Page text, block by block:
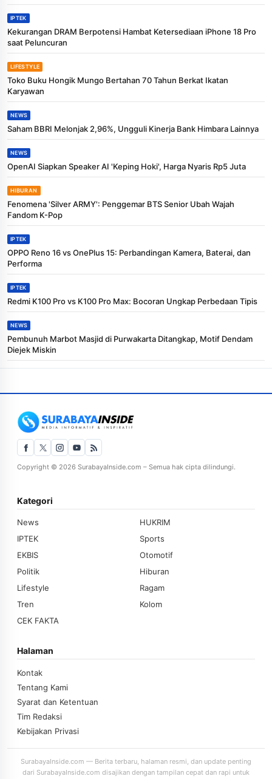
IPTEK
Kekurangan DRAM Berpotensi Hambat Ketersediaan iPhone 18 Pro
saat Peluncuran
LIFESTYLE
Toko Buku Hongik Mungo Bertahan 70 Tahun Berkat Ikatan
Karyawan
NEWS
Saham BBRI Melonjak 2,96%, Ungguli Kinerja Bank Himbara Lainnya
NEWS
OpenAI Siapkan Speaker AI 'Keping Hoki', Harga Nyaris Rp5 Juta
HIBURAN
Fenomena 'Silver ARMY': Penggemar BTS Senior Ubah Wajah
Fandom K-Pop
IPTEK
OPPO Reno 16 vs OnePlus 15: Perbandingan Kamera, Baterai, dan
Performa
IPTEK
Redmi K100 Pro vs K100 Pro Max: Bocoran Ungkap Perbedaan Tipis
NEWS
Pembunuh Marbot Masjid di Purwakarta Ditangkap, Motif Dendam
Diejek Miskin
Copyright © 2026 SurabayaInside.com – Semua hak cipta dilindungi.
Kategori
News
HUKRIM
IPTEK
Sports
EKBIS
Otomotif
Politik
Hiburan
Lifestyle
Ragam
Tren
Kolom
CEK FAKTA
Halaman
Kontak
Tentang Kami
Syarat dan Ketentuan
Tim Redaksi
Kebijakan Privasi
SurabayaInside.com — Berita terbaru, halaman resmi, dan update penting
dari SurabayaInside.com disajikan dengan tampilan cepat dan rapi untuk